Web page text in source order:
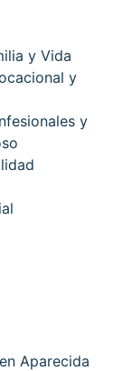
y Vida
y
y
Aparecida